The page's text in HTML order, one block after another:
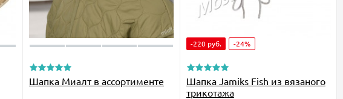
Шапка Миалт в ассортименте
-220 руб. -24%
Шапка Jamiks Fish из вязаного
трикотажа